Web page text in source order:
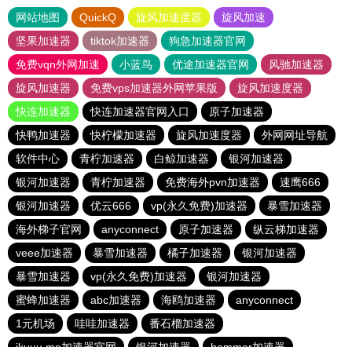
网站地图 QuickQ 旋风加速度器
旋风加速
坚果加速器
tiktok加速器
狗急加速器官网
免费vqn外网加速
小蓝鸟 优途加速器官网
风驰加速器
旋风加速器
免费vps加速器外网苹果版
旋风加速度器
快连加速器
快连加速器官网入口
原子加速器
快鸭加速器
快柠檬加速器 旋风加速度器
外网网址导航
软件中心
青柠加速器 白鲸加速器
银河加速器
银河加速器
青柠加速器 免费海外pvn加速器
速鹰666
银河加速器
优云666 vp(永久免费)加速器
暴雪加速器
海外梯子官网
anyconnect 原子加速器
纵云梯加速器
veee加速器
暴雪加速器 橘子加速器
银河加速器
暴雪加速器
vp(永久免费)加速器
银河加速器
蜜蜂加速器
abc加速器 海鸥加速器
anyconnect
1元机场
哇哇加速器
番石榴加速器